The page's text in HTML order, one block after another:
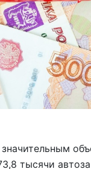
значительным
тысячи